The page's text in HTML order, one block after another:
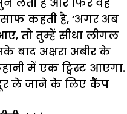
कहती है, ‘अगर अब
तो तुम्हें सीधा लीगल
बाद अक्षरा अबीर के
में एक ट्विस्ट आएगा.
ले जाने के लिए कैंप